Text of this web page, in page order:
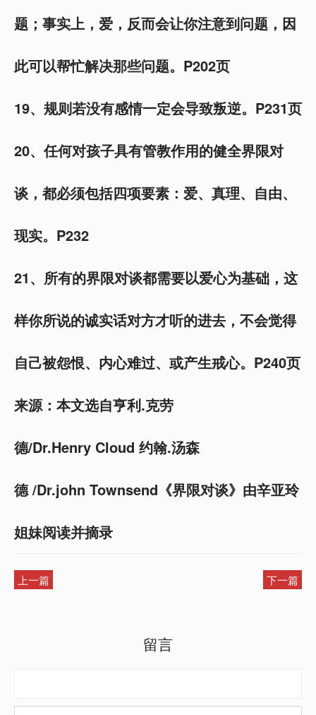
题；事实上，爱，反而会让你注意到问题，因
此可以帮忙解决那些问题。P202页
19、规则若没有感情一定会导致叛逆。P231页
20、任何对孩子具有管教作用的健全界限对
谈，都必须包括四项要素：爱、真理、自由、
现实。P232
21、所有的界限对谈都需要以爱心为基础，这
样你所说的诚实话对方才听的进去，不会觉得
自己被怨恨、内心难过、或产生戒心。P240页
来源：本文选自亨利.克劳
德/Dr.Henry Cloud 约翰.汤森
德 /Dr.john Townsend《界限对谈》由辛亚玲
姐妹阅读并摘录
上一篇 下一篇
留言